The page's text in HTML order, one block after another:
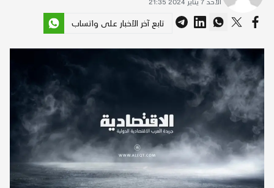
تابع آخر الأخبار على واتساب